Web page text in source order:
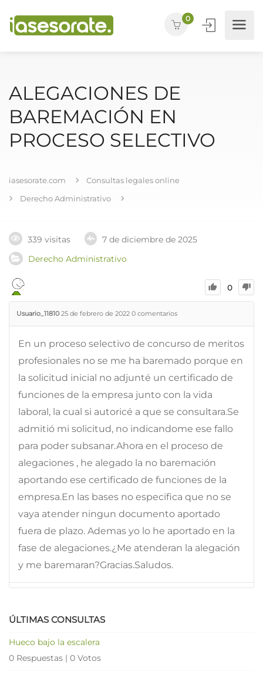
0
ALEGACIONES DE
BAREMACIÓN EN
PROCESO SELECTIVO
iasesorate.com
Consultas legales online
Derecho Administrativo
339 visitas
7 de diciembre de 2025
Derecho Administrativo
0
Usuario_11810 25 de febrero de 2022 0 comentarios
En un proceso selectivo de concurso de meritos
profesionales no se me ha baremado porque en
la solicitud inicial no adjunté un certificado de
funciones de la empresa junto con la vida
laboral, la cual si autoricé a que se consultara.Se
admitió mi solicitud, no indicandome ese fallo
para poder subsanar.Ahora en el proceso de
alegaciones , he alegado la no baremación
aportando ese certificado de funciones de la
empresa.En las bases no especifica que no se
vaya atender ningun documento aportado
fuera de plazo. Ademas yo lo he aportado en la
fase de alegaciones.¿Me atenderan la alegación
y me baremaran?Gracias.Saludos.
ÚLTIMAS CONSULTAS
Hueco bajo la escalera
0 Respuestas | 0 Votos